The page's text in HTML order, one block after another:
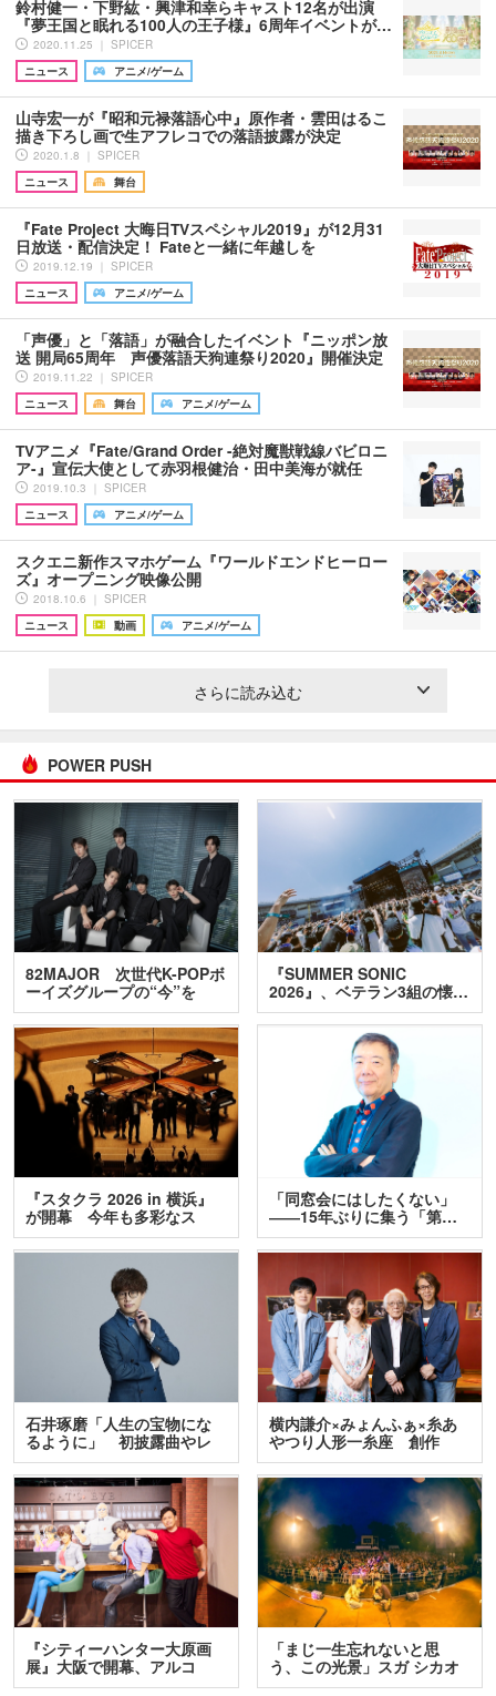
鈴村健一・下野紘・興津和幸らキャスト12名が出演
『夢王国と眠れる100人の王子様』6周年イベントが…
2020.11.25 ｜ SPICER
ニュース
アニメ/ゲーム
山寺宏一が『昭和元禄落語心中』原作者・雲田はるこ
描き下ろし画で生アフレコでの落語披露が決定
2020.1.8 ｜ SPICER
ニュース
舞台
『Fate Project 大晦日TVスペシャル2019』が12月31
日放送・配信決定！ Fateと一緒に年越しを
2019.12.19 ｜ SPICER
ニュース
アニメ/ゲーム
「声優」と「落語」が融合したイベント『ニッポン放
送 開局65周年 声優落語天狗連祭り2020』開催決定
2019.11.22 ｜ SPICER
ニュース
舞台 アニメ/ゲーム
TVアニメ『Fate/Grand Order -絶対魔獣戦線バビロニ
ア-』宣伝大使として赤羽根健治・田中美海が就任
2019.10.3 ｜ SPICER
ニュース
アニメ/ゲーム
スクエニ新作スマホゲーム『ワールドエンドヒーロー
ズ』オープニング映像公開
2018.10.6 ｜ SPICER
ニュース
動画 アニメ/ゲーム
さらに読み込む
POWER PUSH
82MAJOR 次世代K-POPボ
ーイズグループの“今”を
訊…
『SUMMER SONIC
2026』、ベテラン3組の懐…
『スタクラ 2026 in 横浜』
が開幕 今年も多彩なス
テ…
「同窓会にはしたくない」
――15年ぶりに集う「第…
石井琢磨「人生の宝物にな
るように」 初披露曲やレ
ア…
横内謙介×みょんふぁ×糸あ
やつり人形一糸座 創作
人…
『シティーハンター大原画
展』大阪で開幕、アルコ
＆…
「まじ一生忘れないと思
う、この光景」スガ シカオ
と…